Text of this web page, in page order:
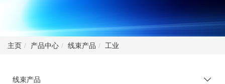
主页 产品中心 线束产品 工业
线束产品